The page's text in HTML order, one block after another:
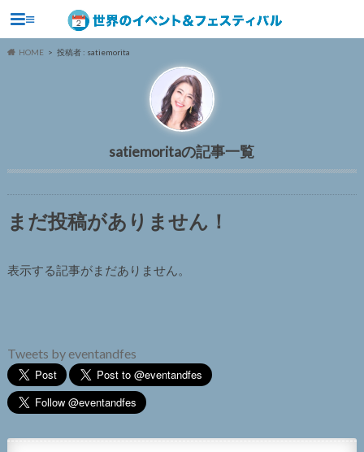
≡
HOME 投稿者 : satiemorita
satiemorita
まだ投稿がありません！
表示する記事がまだありません。
Tweets by eventandfes